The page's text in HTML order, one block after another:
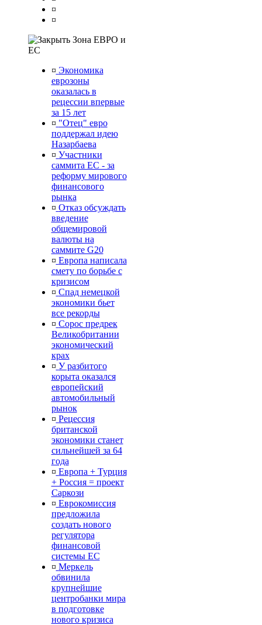
¤
¤
Зона ЕВРО и
ЕС
¤ Экономика
еврозоны
оказалась в
рецессии впервые
за 15 лет
¤ "Отец" евро
поддержал идею
Назарбаева
¤ Участники
саммита ЕС - за
реформу мирового
финансового
рынка
¤ Отказ обсуждать
введение
общемировой
валюты на
саммите G20
¤ Европа написала
смету по борьбе с
кризисом
¤ Спад немецкой
экономики бьет
все рекорды
¤ Сорос предрек
Великобритании
экономический
крах
¤ У разбитого
корыта оказался
европейский
автомобильный
рынок
¤ Рецессия
британской
экономики станет
сильнейшей за 64
года
¤ Европа + Турция
+ Россия = проект
Саркози
¤ Еврокомиссия
предложила
создать нового
регулятора
финансовой
системы ЕС
¤ Меркель
обвинила
крупнейшие
центробанки мира
в подготовке
нового кризиса